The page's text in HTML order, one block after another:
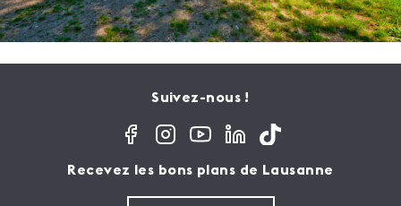
Suivez-nous !
Recevez les bons plans de Lausanne